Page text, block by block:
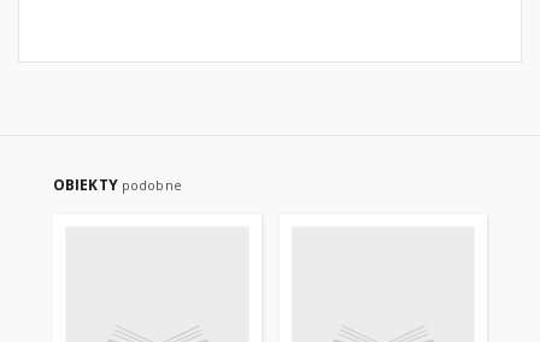
OBIEKTY podobne